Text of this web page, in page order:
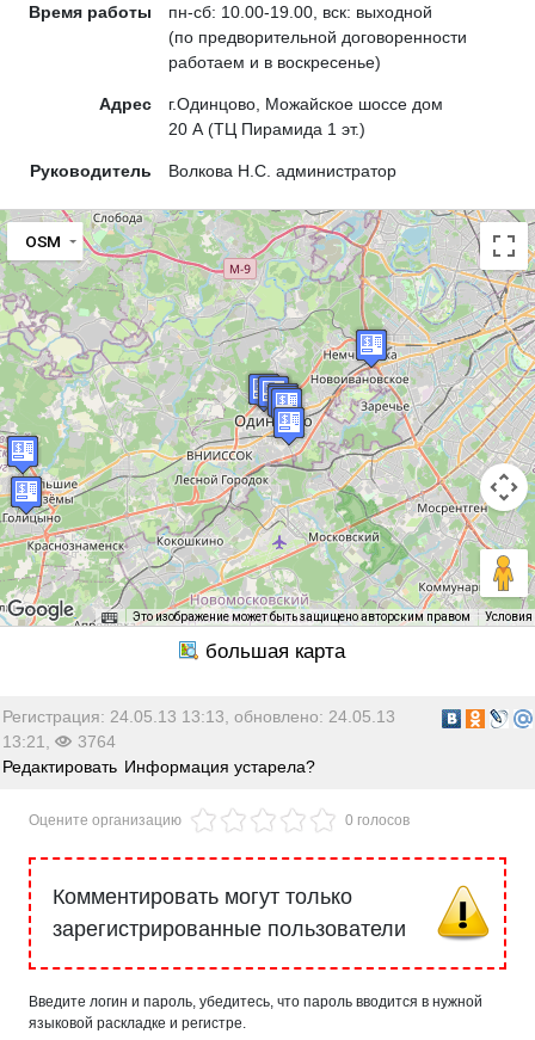
Время работы
пн-сб: 10.00-19.00, вск: выходной
(по предворительной договоренности
работаем и в воскресенье)
Адрес
г.Одинцово, Можайское шоссе дом
20 А (ТЦ Пирамида 1 эт.)
Руководитель Волкова Н.С. администратор
OSM
Это изображение может быть защищено авторским правом Условия
Регистрация: 24.05.13 13:13, обновлено: 24.05.13
13:21,
3764
Редактировать Информация устарела?
Оцените организацию 0 голосов
Комментировать могут только
зарегистрированные пользователи
Введите логин и пароль, убедитесь, что пароль вводится в нужной
языковой раскладке и регистре.